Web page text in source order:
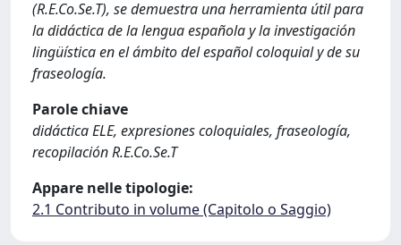
(R.E.Co.Se.T), se demuestra una herramienta útil para
la didáctica de la lengua española y la investigación
lingüística en el ámbito del español coloquial y de su
fraseología.
Parole chiave
didáctica ELE, expresiones coloquiales, fraseología,
recopilación R.E.Co.Se.T
Appare nelle tipologie:
2.1 Contributo in volume (Capitolo o Saggio)